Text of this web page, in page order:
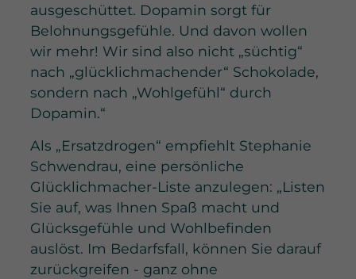
ausgeschüttet. Dopamin sorgt für
Belohnungsgefühle. Und davon wollen
wir mehr! Wir sind also nicht „süchtig“
nach „glücklichmachender“ Schokolade,
sondern nach „Wohlgefühl“ durch
Dopamin.“
Als „Ersatzdrogen“ empfiehlt Stephanie
Schwendrau, eine persönliche
Glücklichmacher-Liste anzulegen: „Listen
Sie auf, was Ihnen Spaß macht und
Glücksgefühle und Wohlbefinden
auslöst. Im Bedarfsfall, können Sie darauf
zurückgreifen - ganz ohne